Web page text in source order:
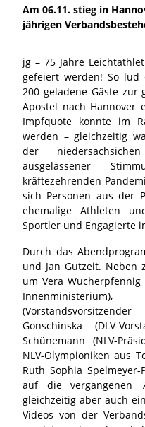
Am 06.11. stieg in
jährigen
jg – 75 Jahre
gefeiert werden! So lud
200 geladene Gäste zur
Apostel nach Hannover
Impfquote konnte im
werden – gleichzeitig
der
ausgelassener
kräftezehrenden
sich Personen aus der
ehemalige Athleten
Sportler und Engagierte
Durch das
und Jan Gutzeit. Neben
um Vera
Gonschinska (DLV-
Schünemann (NLV-
NLV-Olympioniken aus
Ruth Sophia
auf die vergangenen
gleichzeitig aber auch
Videos von der